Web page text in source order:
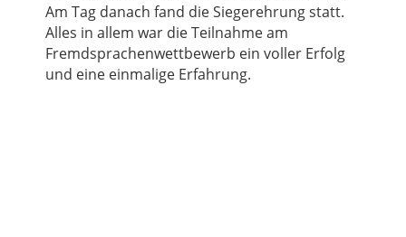
Am Tag danach fand die Siegerehrung statt.
Alles in allem war die Teilnahme am
Fremdsprachenwettbewerb ein voller Erfolg
und eine einmalige Erfahrung.